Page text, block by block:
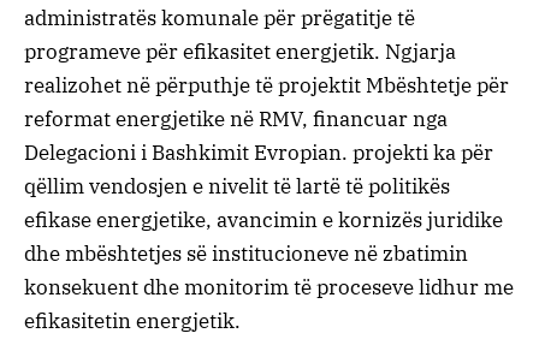
administratës komunale për prëgatitje të
programeve për efikasitet energjetik. Ngjarja
realizohet në përputhje të projektit Mbështetje për
reformat energjetike në RMV, financuar nga
Delegacioni i Bashkimit Evropian. projekti ka për
qëllim vendosjen e nivelit të lartë të politikës
efikase energjetike, avancimin e kornizës juridike
dhe mbështetjes së institucioneve në zbatimin
konsekuent dhe monitorim të proceseve lidhur me
efikasitetin energjetik.